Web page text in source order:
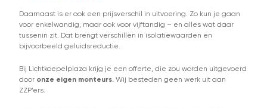
Daarnaast is er ook een prijsverschil in uitvoering. Zo kun je gaan
voor enkelwandig, maar ook voor vijftandig – en alles wat daar
tussenin zit. Dat brengt verschillen in isolatiewaarden en
bijvoorbeeld geluidsreductie.
Bij Lichtkoepelplaza krijg je een offerte, die zou worden uitgevoerd
door onze eigen monteurs. Wij besteden geen werk uit aan
ZZP’ers.